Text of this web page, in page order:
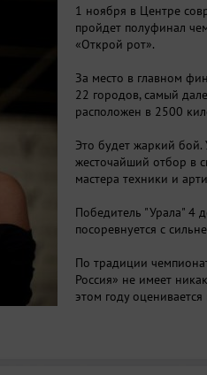
1 ноября в Центре
пройдет полуфинал
«Открой рот».
За место в главном
22 городов, самый
расположен в 2500
Это будет жаркий
жесточайший отбор в
мастера техники и
Победитель "Урала" 4
посоревнуется с
По традиции
Россия» не имеет
этом году